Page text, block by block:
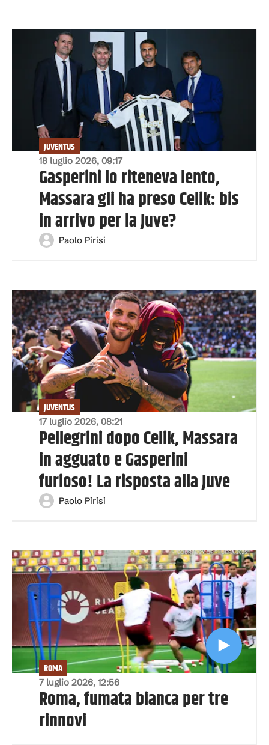
18 luglio 2026, 09:17
JUVENTUS
Gasperini lo riteneva lento,
Massara gli ha preso Celik: bis
in arrivo per la Juve?
Paolo Pirisi
17 luglio 2026, 08:21
JUVENTUS
Pellegrini dopo Celik, Massara
in agguato e Gasperini
furioso! La risposta alla Juve
Paolo Pirisi
7 luglio 2026, 12:56
ROMA
Roma, fumata bianca per tre
rinnovi